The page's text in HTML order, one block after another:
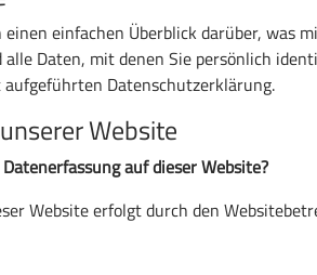
einfachen Überblick darüber, was
alle Daten, mit denen Sie persönlich
Datenschutzerklärung.
Website
auf dieser Website?
Website erfolgt durch den